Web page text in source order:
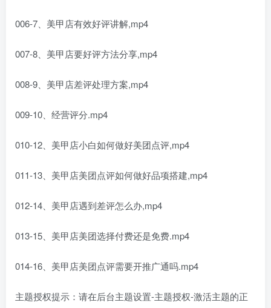
006-7、美甲店有效好评讲解,mp4
007-8、美甲店要好评方法分享,mp4
008-9、美甲店差评处理方案,mp4
009-10、经营评分.mp4
010-12、美甲店小白如何做好美团点评,mp4
011-13、美甲店美团点评如何做好品项搭建,mp4
012-14、美甲店遇到差评怎么办,mp4
013-15、美甲店美团选择付费还是免费.mp4
014-16、美甲店美团点评需要开推广通吗.mp4
主题授权提示：请在后台主题设置-主题授权-激活主题的正